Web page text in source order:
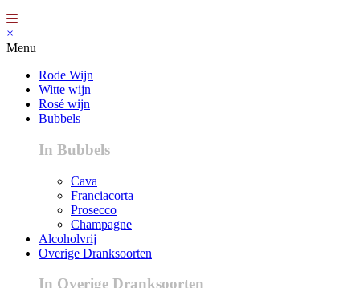
×
Menu
Rode Wijn
Witte wijn
Rosé wijn
Bubbels
In Bubbels
Cava
Franciacorta
Prosecco
Champagne
Alcoholvrij
Overige Dranksoorten
In Overige Dranksoorten